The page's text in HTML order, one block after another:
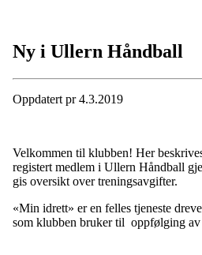
Ny i Ullern Håndball
Oppdatert pr 4.3.2019
Velkommen til klubben! Her
registert medlem i Ullern Håndball
gis oversikt over treningsavgifter.
«Min idrett» er en felles tjeneste
som klubben bruker til oppfølging av